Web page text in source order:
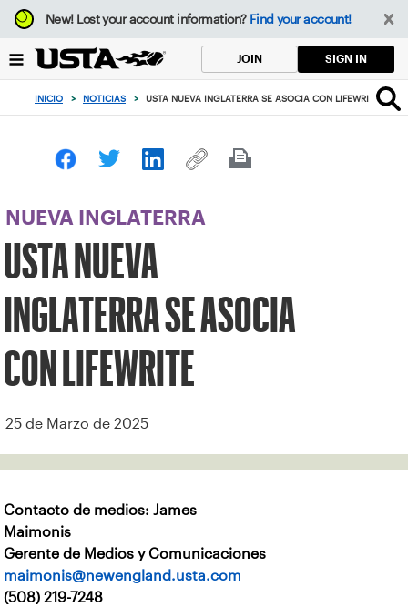
Enfoque
desde
botón
volver
principio
New!Lost your account information? Find your account!
JOIN SIGN IN
INICIO > NOTICIAS > USTA NUEVA INGLATERRA SE ASOCIA CON LIFEWRITE
NUEVA INGLATERRA
USTA NUEVA
INGLATERRA SE ASOCIA
CON LIFEWRITE
25 de Marzo de 2025
Contacto de medios: James
Maimonis
Gerente de Medios y Comunicaciones
maimonis@newengland.usta.com
(508) 219-7248